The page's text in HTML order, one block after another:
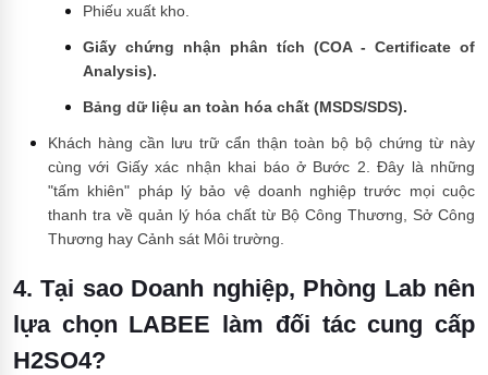
Phiếu xuất kho.
Giấy chứng nhận phân tích (COA - Certificate of
Analysis).
Bảng dữ liệu an toàn hóa chất (MSDS/SDS).
Khách hàng cần lưu trữ cẩn thận toàn bộ bộ chứng từ này
cùng với Giấy xác nhận khai báo ở Bước 2. Đây là những
"tấm khiên" pháp lý bảo vệ doanh nghiệp trước mọi cuộc
thanh tra về quản lý hóa chất từ Bộ Công Thương, Sở Công
Thương hay Cảnh sát Môi trường.
4. Tại sao Doanh nghiệp, Phòng Lab nên
lựa chọn LABEE làm đối tác cung cấp
H2SO4?